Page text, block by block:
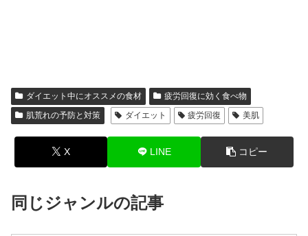
ダイエット中にオススメの食材
疲労回復に効く食べ物
肌荒れの予防と対策
ダイエット 疲労回復 美肌
X LINE コピー
同じジャンルの記事